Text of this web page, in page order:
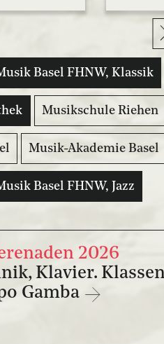
Basel FHNW, Klassik
Musikschule Riehen
Musik-Akademie Basel
Basel FHNW, Jazz
2026
Klavier.
Gamba